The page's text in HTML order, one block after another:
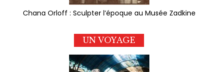
Chana Orloff : Sculpter l’époque au Musée Zadkine
UN VOYAGE